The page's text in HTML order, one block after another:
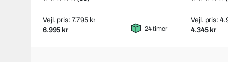
Vejl. pris: 7.795 kr
6.995 kr 24 timer
Vejl. pris:
4.345 kr